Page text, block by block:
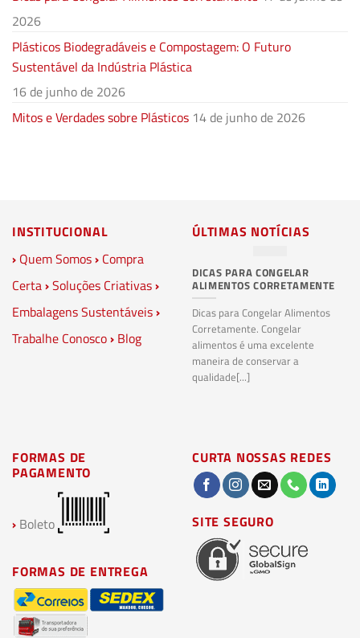
2026
Plásticos Biodegradáveis e Compostagem: O Futuro
Sustentável da Indústria Plástica
16 de junho de 2026
Mitos e Verdades sobre Plásticos 14 de junho de 2026
INSTITUCIONAL
› Quem Somos› Compra
Certa›Soluções Criativas›
Embalagens Sustentáveis›
Trabalhe Conosco› Blog
ÚLTIMAS NOTÍCIAS
DICAS PARA CONGELAR
ALIMENTOS CORRETAMENTE
Dicas para Congelar Alimentos
Corretamente. Congelar
alimentos é uma excelente
maneira de conservar a
qualidade[...]
FORMAS DE
PAGAMENTO
› Boleto
FORMAS DE ENTREGA
CURTA NOSSAS REDES
SITE SEGURO